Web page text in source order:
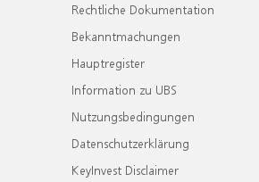
Rechtliche Dokumentation
Bekanntmachungen
Hauptregister
Information zu UBS
Nutzungsbedingungen
Datenschutzerklärung
KeyInvest Disclaimer